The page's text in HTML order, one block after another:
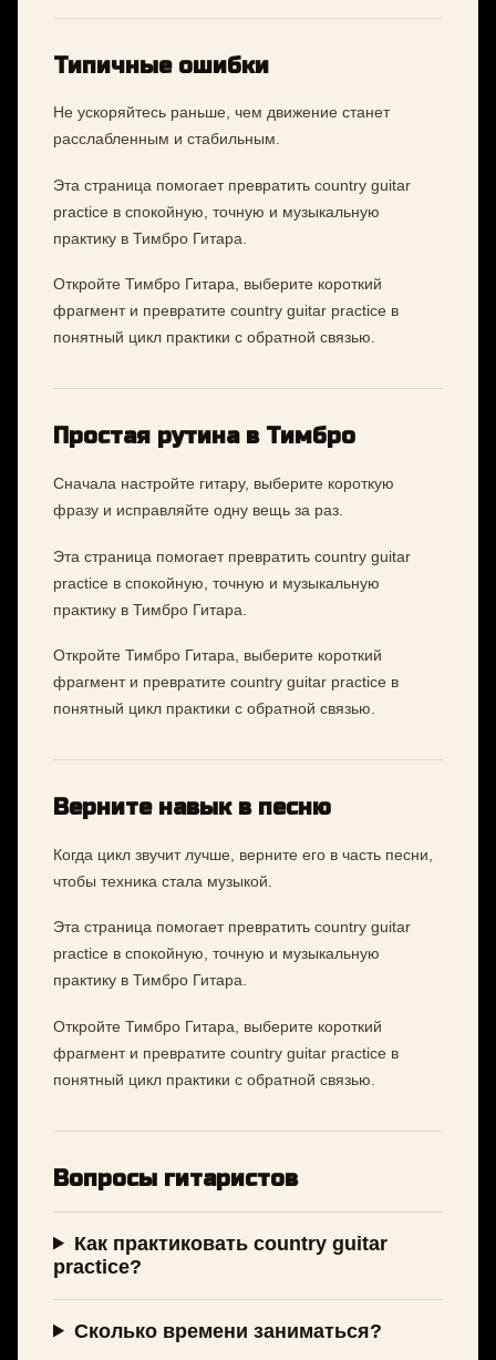
Типичные ошибки
Не ускоряйтесь раньше, чем движение станет
расслабленным и стабильным.
Эта страница помогает превратить country guitar
practice в спокойную, точную и музыкальную
практику в Тимбро Гитара.
Откройте Тимбро Гитара, выберите короткий
фрагмент и превратите country guitar practice в
понятный цикл практики с обратной связью.
Простая рутина в Тимбро
Сначала настройте гитару, выберите короткую
фразу и исправляйте одну вещь за раз.
Эта страница помогает превратить country guitar
practice в спокойную, точную и музыкальную
практику в Тимбро Гитара.
Откройте Тимбро Гитара, выберите короткий
фрагмент и превратите country guitar practice в
понятный цикл практики с обратной связью.
Верните навык в песню
Когда цикл звучит лучше, верните его в часть песни,
чтобы техника стала музыкой.
Эта страница помогает превратить country guitar
practice в спокойную, точную и музыкальную
практику в Тимбро Гитара.
Откройте Тимбро Гитара, выберите короткий
фрагмент и превратите country guitar practice в
понятный цикл практики с обратной связью.
Вопросы гитаристов
Как практиковать country guitar
practice?
Сколько времени заниматься?